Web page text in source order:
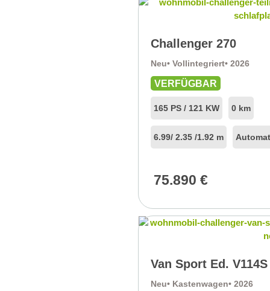
Challenger 270
Neu• Vollintegriert• 2026
VERFÜGBAR
165 PS / 121 KW 0 km
6.99/ 2.35 /1.92 m
75.890 €
Van Sport Ed. V114S
Neu• Kastenwagen• 2026